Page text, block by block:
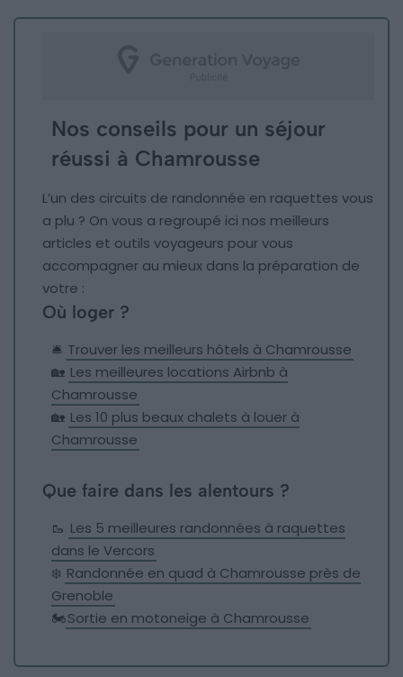
Nos conseils pour un séjour
réussi à Chamrousse
L’un des circuits de randonnée en raquettes vous
a plu ? On vous a regroupé ici nos meilleurs
articles et outils voyageurs pour vous
accompagner au mieux dans la préparation de
votre :
Où loger ?
🛎️ Trouver les meilleurs hôtels à Chamrousse
🏡 Les meilleures locations Airbnb à
Chamrousse
🏡 Les 10 plus beaux chalets à louer à
Chamrousse
Que faire dans les alentours ?
🥾 Les 5 meilleures randonnées à raquettes
dans le Vercors
❄️ Randonnée en quad à Chamrousse près de
Grenoble
🏍️Sortie en motoneige à Chamrousse